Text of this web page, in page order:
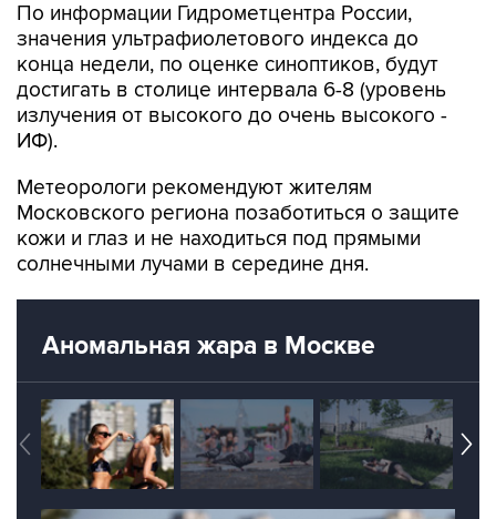
По информации Гидрометцентра России,
значения ультрафиолетового индекса до
конца недели, по оценке синоптиков, будут
достигать в столице интервала 6-8 (уровень
излучения от высокого до очень высокого -
ИФ).
Метеорологи рекомендуют жителям
Московского региона позаботиться о защите
кожи и глаз и не находиться под прямыми
солнечными лучами в середине дня.
Аномальная жара в Москве